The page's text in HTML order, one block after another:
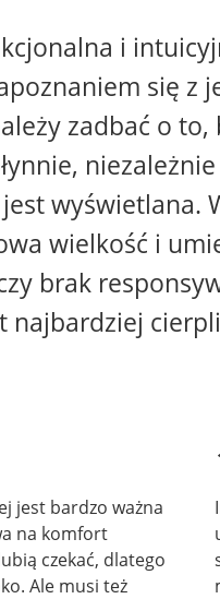
i
się z
zadbać o
wyświetlana.
wielkość i
brak
najbardziej
jest bardzo ważna
na komfort
czekać, dlatego
Ale musi też